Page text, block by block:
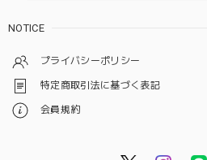
NOTICE
プライバシーポリシー
特定商取引法に基づく表記
会員規約